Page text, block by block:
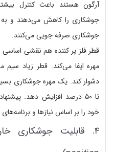
آرگون هستند باعث کنترل
جوشکاری را کاهش می‌دهند و به
جوشکاری صرفه جویی می‌کنند.
قطر فلز پر کننده هم نقشی اساسی
مهره ایفا می‌کند. قطر زیاد سیم
دشوار کند. یک مهره جوشکاری
تا ۵۰ درصد افزایش دهد.
خود را بر اساس نیازها و